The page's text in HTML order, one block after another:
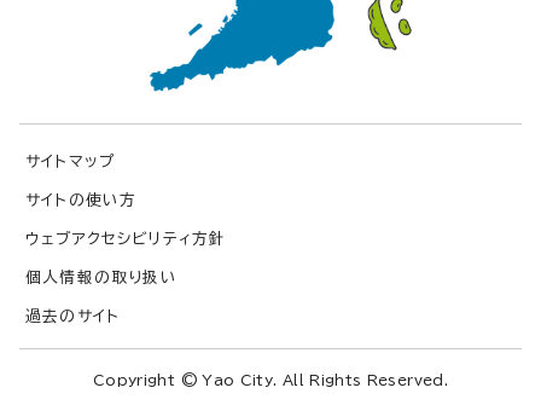
サイトマップ
サイトの使い方
ウェブアクセシビリティ方針
個人情報の取り扱い
過去のサイト
Copyright © Yao City. All Rights Reserved.